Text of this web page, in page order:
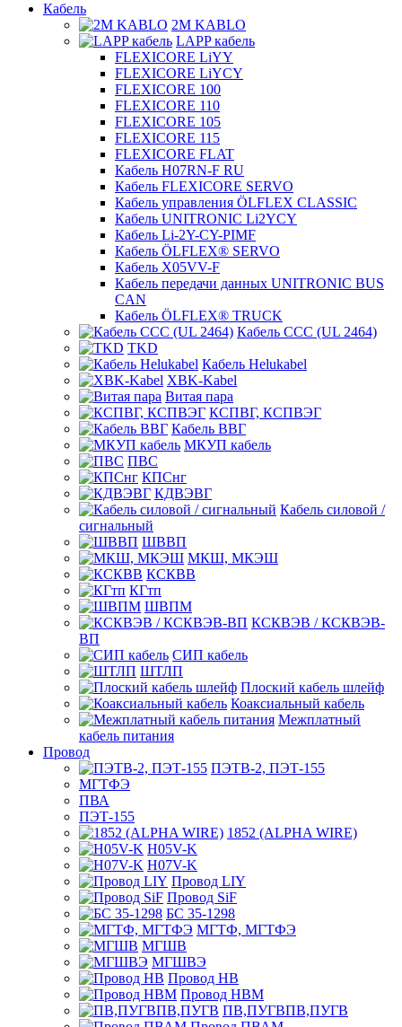
Кабель
2M KABLO
LAPP кабель
FLEXICORE LiYY
FLEXICORE LiYCY
FLEXICORE 100
FLEXICORE 110
FLEXICORE 105
FLEXICORE 115
FLEXICORE FLAT
Кабель H07RN-F RU
Кабель FLEXICORE SERVO
Кабель управления ÖLFLEX CLASSIC
Кабель UNITRONIC Li2YCY
Кабель Li-2Y-CY-PIMF
Кабель ÖLFLEX® SERVO
Кабель X05VV-F
Кабель передачи данных UNITRONIC BUS
CAN
Кабель ÖLFLEX® TRUCK
Кабель CCC (UL 2464)
TKD
Кабель Helukabel
XBK-Kabel
Витая пара
КСПВГ, КСПВЭГ
Кабель ВВГ
МКУП кабель
ПВС
КПСнг
КДВЭВГ
Кабель силовой /
сигнальный
ШВВП
МКШ, МКЭШ
КСКВВ
КГтп
ШВПМ
КСКВЭВ / КСКВЭВ-
ВП
СИП кабель
ШТЛП
Плоский кабель шлейф
Коаксиальный кабель
Межплатный
кабель питания
Провод
ПЭТВ-2, ПЭТ-155
МГТФЭ
ПВА
ПЭТ-155
1852 (ALPHA WIRE)
H05V-K
H07V-K
Провод LIY
Провод SiF
БС 35-1298
МГТФ, МГТФЭ
МГШВ
МГШВЭ
Провод НВ
Провод НВМ
ПВ,ПУГВПВ,ПУГВ